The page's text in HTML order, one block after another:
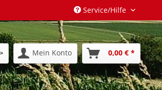
Service/Hilfe
Mein Konto 0,00 € *